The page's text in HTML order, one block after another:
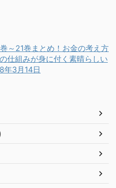
～21巻まとめ！お金の考え方
仕組みが身に付く素晴らしい
年3月14日